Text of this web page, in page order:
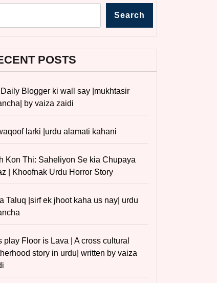
Search
POSTS
Blogger ki wall say |mukhtasir
by vaiza zaidi
larki |urdu alamati kahani
Kon Thi: Saheliyon Se kia Chupaya
| Khoofnak Urdu Horror Story
Taluq |sirf ek jhoot kaha us nay| urdu
play Floor is Lava | A cross cultural
story in urdu| written by vaiza